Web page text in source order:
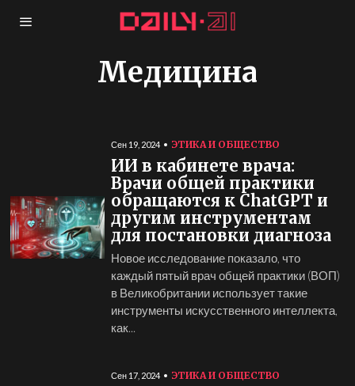
Медицина
Сен 19, 2024 ЭТИКА И ОБЩЕСТВО
ИИ в кабинете врача:
Врачи общей практики
обращаются к ChatGPT и
другим инструментам
для постановки диагноза
Новое исследование показало, что
каждый пятый врач общей практики (ВОП)
в Великобритании использует такие
инструменты искусственного интеллекта,
как...
Сен 17, 2024 ЭТИКА И ОБЩЕСТВО